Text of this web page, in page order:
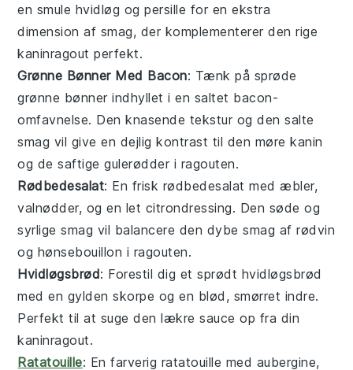
en smule hvidløg ogpersille for en ekstra
dimension af smag, der komplementerer den rige
kaninragout perfekt.
Grønne Bønner Med Bacon: Tænk på sprøde
grønne bønner indhyllet i en saltet bacon-
omfavnelse. Den knasende tekstur og den salte
smag vil give en dejlig kontrast til den mørekanin
og de saftigegulerødder i ragouten.
Rødbedesalat: En frisk rødbedesalat medæbler,
valnødder, og en let citrondressing. Den søde og
syrlige smag vil balancere den dybe smag afrødvin
og hønsebouillon i ragouten.
Hvidløgsbrød: Forestil dig et sprødt hvidløgsbrød
med en gylden skorpe og en blød, smørret indre.
Perfekt til at suge den lækresauce op fra din
kaninragout.
Ratatouille: En farverig ratatouille med aubergine,